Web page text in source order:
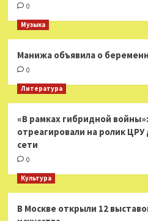
0
Музыка
Манижа объявила о
0
Литература
«В рамках гибридной
отреагировали на ролик ЦРУ
сети
0
Культура
В Москве открыли 12